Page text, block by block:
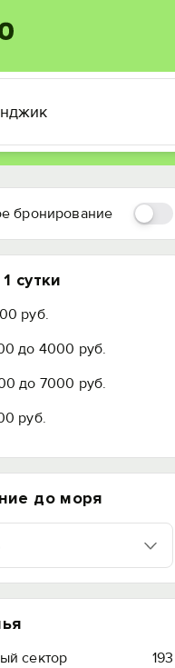
бронирование
сутки
руб.
до 4000 руб.
до 7000 руб.
руб.
до моря
сектор
193